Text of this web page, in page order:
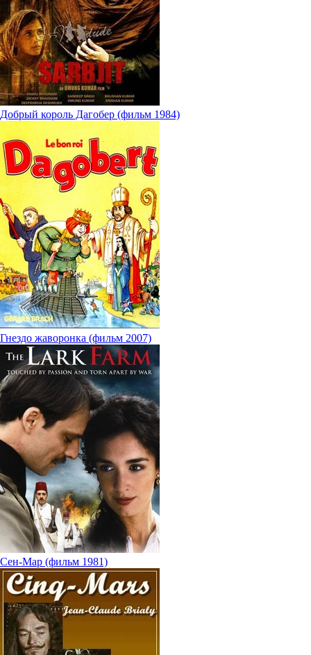
Добрый король Дагобер (фильм 1984)
Гнездо жаворонка (фильм 2007)
Сен-Мар (фильм 1981)